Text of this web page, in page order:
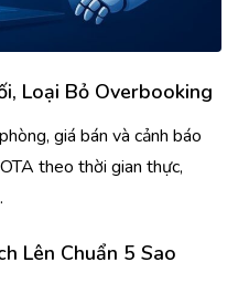
Loại Bỏ Overbooking
giá bán và cảnh báo
theo thời gian thực,
Lên Chuẩn 5 Sao